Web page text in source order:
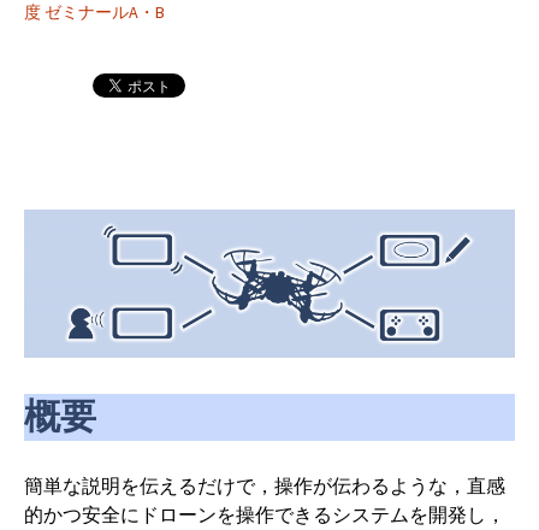
度 ゼミナールA・B
概要
簡単な説明を伝えるだけで，操作が伝わるような，直感
的かつ安全にドローンを操作できるシステムを開発し，